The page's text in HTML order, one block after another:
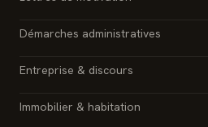
Démarches administratives
Entreprise & discours
Immobilier & habitation